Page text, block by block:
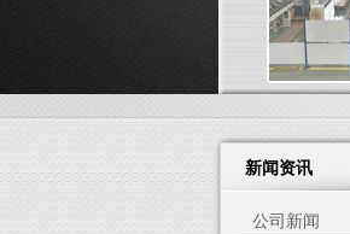
新闻资讯
公司新闻